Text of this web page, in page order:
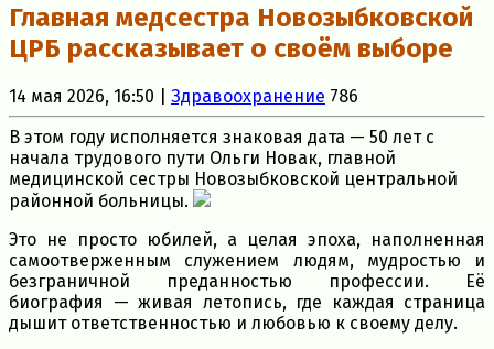
Главная медсестра Новозыбковской
ЦРБ рассказывает о своём выборе
14 мая 2026, 16:50 | Здравоохранение 786
В этом году исполняется знаковая дата — 50 лет с
начала трудового пути Ольги Новак, главной
медицинской сестры Новозыбковской центральной
районной больницы.
Это не просто юбилей, а целая эпоха, наполненная
самоотверженным служением людям, мудростью и
безграничной преданностью профессии. Её
биография — живая летопись, где каждая страница
дышит ответственностью и любовью к своему делу.